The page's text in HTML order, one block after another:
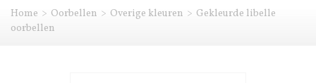
Home > Oorbellen > Overige kleuren > Gekleurde libelle
oorbellen